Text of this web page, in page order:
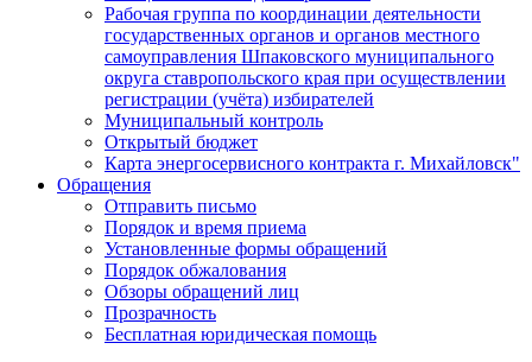
Рабочая группа по координации деятельности
государственных органов и органов местного
самоуправления Шпаковского муниципального
округа ставропольского края при осуществлении
регистрации (учёта) избирателей
Муниципальный контроль
Открытый бюджет
Карта энергосервисного контракта г. Михайловск"
Обращения
Отправить письмо
Порядок и время приема
Установленные формы обращений
Порядок обжалования
Обзоры обращений лиц
Прозрачность
Бесплатная юридическая помощь